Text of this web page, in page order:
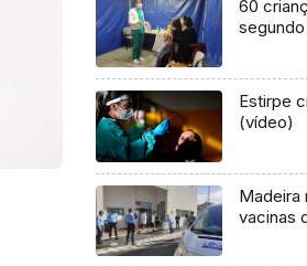
60
Estirpe
(vídeo)
Madeira
vacinas